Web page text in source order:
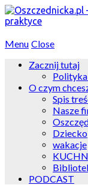
Menu Close
Zacznij tutaj
O czym
Spis
Nasze
Dziecko
wakacje
PODCAST